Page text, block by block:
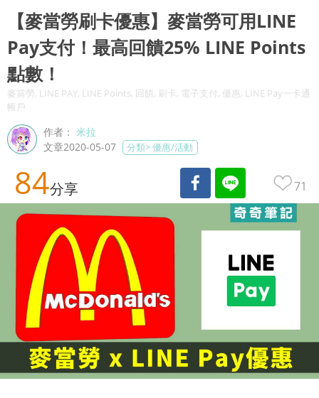
【麥當勞刷卡優惠】麥當勞可用LINE
Pay支付！最高回饋25% LINE Points
點數！
麥當勞, LINE PAY, LINE Points, 回饋, 刷卡, 電子支付, 優惠, LINE Pay一卡通
帳戶
作者：米拉
文章2020-05-07
分類>優惠/活動
84分享 71